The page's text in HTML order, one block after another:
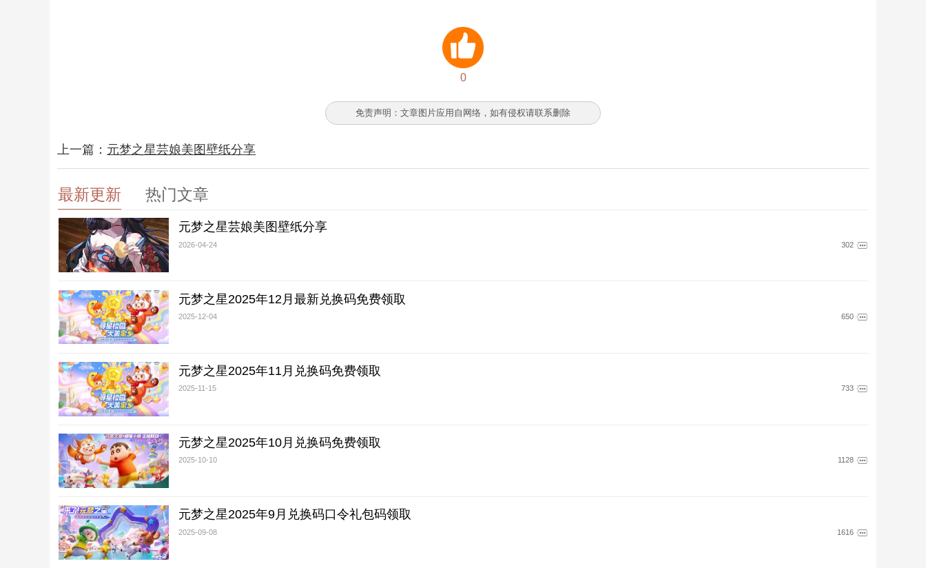
0
免责声明：文章图片应用自网络，如有侵权请联系删除
上一篇： 元梦之星芸娘美图壁纸分享
最新更新 热门文章
元梦之星芸娘美图壁纸分享
2026-04-24 302
元梦之星2025年12月最新兑换码免费领取
2025-12-04 650
元梦之星2025年11月兑换码免费领取
2025-11-15 733
元梦之星2025年10月兑换码免费领取
2025-10-10 1128
元梦之星2025年9月兑换码口令礼包码领取
2025-09-08 1616